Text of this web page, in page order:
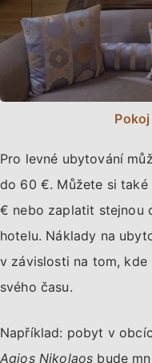
Pro levné ubytování
do 60 €. Můžete si také
€ nebo zaplatit stejnou
hotelu. Náklady na
v závislosti na tom,
svého času.
Například: pobyt v
Agios Nikolaos bude